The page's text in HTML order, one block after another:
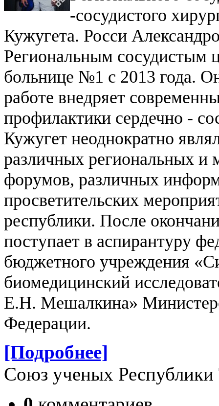
-сосудистого
Кужугета. Росси
Региональным сосудистым
больнице №1 с 2013 года.
работе внедряет
профилактики сердечно -
Кужугет неоднократно
различных региональных
форумов, различных
просветительских
республики. После
поступает в аспирантуру
бюджетного учреждения
биомедицинский
Е.Н. Мешалкина»
Федерации.
[Подробнее]
Союз ученых